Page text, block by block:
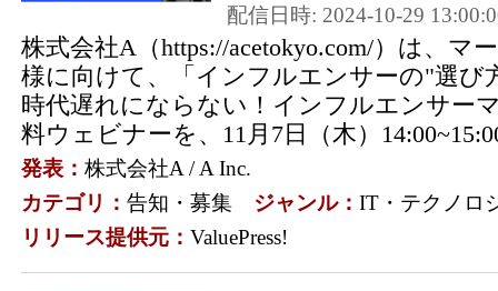
配信日時: 2024-10-29
株式会社A（https://acetokyo.com/）は、マ
様に向けて、「インフルエンサーの"選び
時代遅れにならない！インフルエンサー
料ウェビナーを、11月7日（木）
発表： 株式会社A / A Inc.
カテゴリ： 告知・募集 ジャンル： IT・テクノロ
リリース提供元： ValuePress!